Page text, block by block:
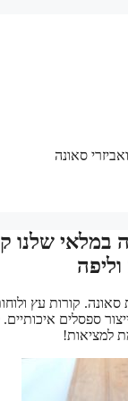
במלאי שלנו
סאונה. קורות עץ